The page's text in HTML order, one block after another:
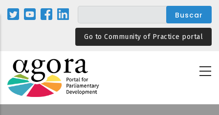
Pasar
Go to Community of Practice portal